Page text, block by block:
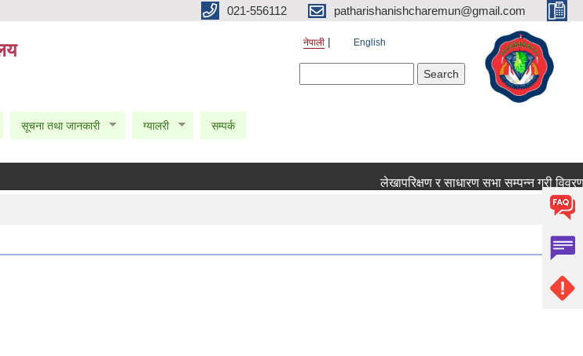
021-556112 patharishanishcharemun@gmail.com
नेपाली English
सूचना तथा जानकारी ग्यालरी सम्पर्क
लेखापरिक्षण र साधारण सभा सम्पन्न गरी विवरण